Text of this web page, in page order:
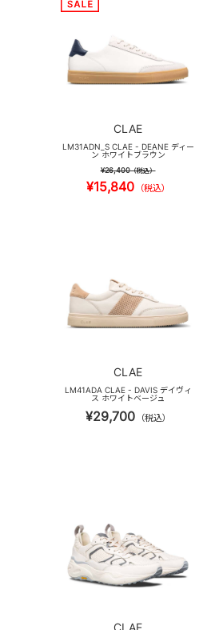
CLAE
LM31ADN_S CLAE - DEANE ディー
ン ホワイトブラウン
¥26,400（税込）
¥15,840 （税込）
CLAE
LM41ADA CLAE - DAVIS デイヴィ
ス ホワイトベージュ
¥29,700 （税込）
CLAE